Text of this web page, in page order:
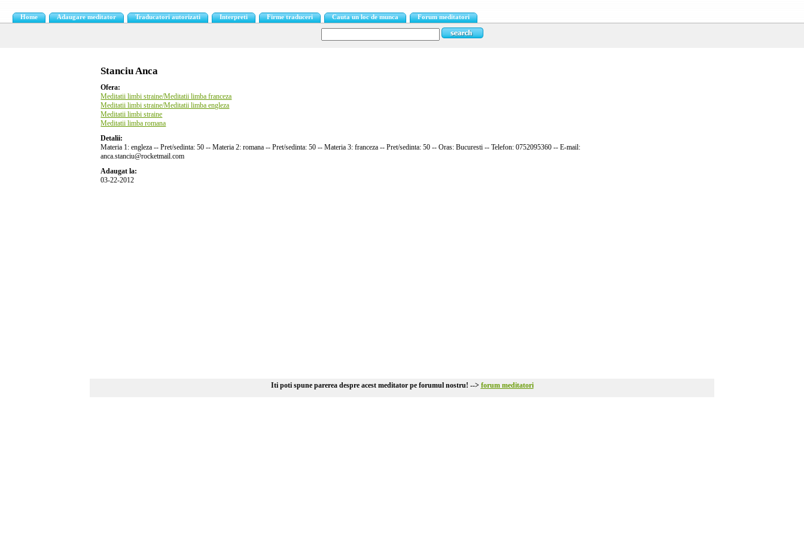
Home Adaugare meditator Traducatori autorizati Interpreti Firme traduceri Cauta un loc de munca Forum meditatori
Stanciu Anca
Ofera:
Meditatii limbi straine/Meditatii limba franceza
Meditatii limbi straine/Meditatii limba engleza
Meditatii limbi straine
Meditatii limba romana
Detalii:
Materia 1: engleza -- Pret/sedinta: 50 -- Materia 2: romana -- Pret/sedinta: 50 -- Materia 3: franceza -- Pret/sedinta: 50 -- Oras: Bucuresti -- Telefon: 0752095360 -- E-mail:
anca.stanciu@rocketmail.com
Adaugat la:
03-22-2012
Iti poti spune parerea despre acest meditator pe forumul nostru! --> forum meditatori